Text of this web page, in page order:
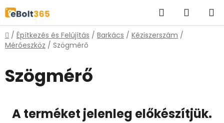
Ugrás
fő
tartalomhoz
KeresésKOSÁR
Kezdőlap
/ Építkezés és Felújítás / Barkács / Kéziszerszám /
Mérőeszköz / Szögmérő
Szögmérő
A terméket jelenleg előkészítjük.